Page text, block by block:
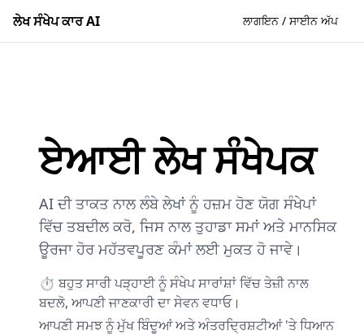
ਲੇਖ ਸੰਖੇਪ ਕਾਰ AI ਲਾਗਇਨ / ਸਾਈਨ ਅੱਪ
ਏਆਈ ਲੇਖ ਸੰਖੇਪਕ
AI ਦੀ ਤਾਕਤ ਨਾਲ ਲੰਬੇ ਲੇਖਾਂ ਨੂੰ ਹਜ਼ਮ ਹੋਣ ਯੋਗ ਸੰਖੇਪਾਂ
ਵਿੱਚ ਤਬਦੀਲ ਕਰੋ, ਜਿਸ ਨਾਲ ਤੁਹਾਡਾ ਸਮਾਂ ਅਤੇ ਮਾਨਸਿਕ
ਊਰਜਾ ਹੋਰ ਮਹੱਤਵਪੂਰਣ ਕੰਮਾਂ ਲਈ ਮੁਕਤ ਹੋ ਜਾਵੇ।
⏱️ ਬਹੁਤ ਸਾਰੀ ਪੜ੍ਹਾਈ ਨੂੰ ਸੰਖੇਪ ਸਾਰਾਂਸ਼ਾਂ ਵਿੱਚ ਤੇਜ਼ੀ ਨਾਲ
ਬਦਲੋ, ਆਪਣੀ ਜਾਣਕਾਰੀ ਦਾ ਸੇਵਨ ਵਧਾਓ।
ਆਪਣੀ ਸਮਝ ਨੂੰ ਮੁੱਖ ਬਿੰਦੂਆਂ ਅਤੇ ਅੰਤਰਦ੍ਰਿਸ਼ਟੀਆਂ 'ਤੇ ਧਿਆਨ